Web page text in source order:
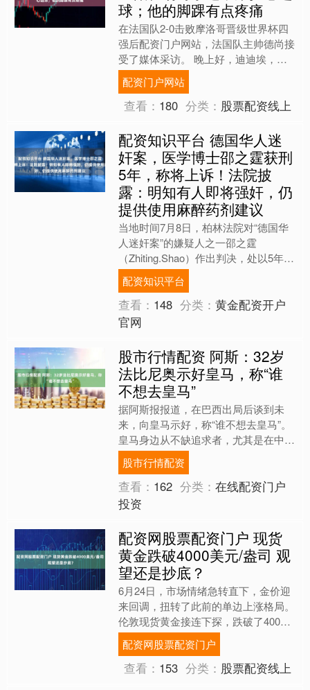
球；他的脚踝有点疼痛
在法国队2-0击败摩洛哥晋级世界杯四
强后配资门户网站，法国队主帅德尚接
受了媒体采访。 晚上好，迪迪埃，祝
贺你！祝贺。我想问，在你执教法国队
的生涯中，这是第几次进....
配资门户网站
查看： 180 分类： 股票配资线上
配资知识平台 德国华人迷
奸案，医学博士邵之霆获刑
5年，称将上诉！法院披
露：明知有人即将强奸，仍
提供使用麻醉药剂建议
当地时间7月8日，柏林法院对“德国华
人迷奸案”的嫌疑人之一邵之霆
（Zhiting.Shao）作出判决，处以5年刑
期。法院认定，邵之霆犯有协助严重强
奸罪和严重性协....
配资知识平台
查看： 148 分类：黄金配资开户
官网
股市行情配资 阿斯：32岁
法比尼奥示好皇马，称“谁
不想去皇马”
据阿斯报报道，在巴西出局后谈到未
来，向皇马示好，称“谁不想去皇马”。
皇马身边从不缺追求者，尤其是在中场
位置。一些球员知道皇马在中场有需
求，便借机释放信号，试图....
股市行情配资
查看： 162 分类：在线配资门户
投资
配资网股票配资门户 现货
黄金跌破4000美元/盎司 观
望还是抄底？
6月24日，市场情绪急转直下，金价迎
来回调，扭转了此前的单边上涨格局。
伦敦现货黄金接连下探，跌破了4000
美元/盎司关键支撑位；国内沪金同步
走弱，失守900元/....
配资网股票配资门户
查看： 153 分类： 股票配资线上